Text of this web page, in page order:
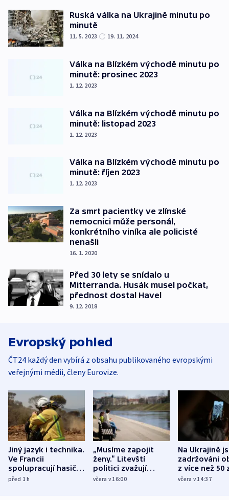
Ruská válka na Ukrajině minutu po
minutě
11. 5. 2023 19. 11. 2024
Válka na Blízkém východě minutu po
minutě: prosinec 2023
1. 12. 2023
Válka na Blízkém východě minutu po
minutě: listopad 2023
1. 12. 2023
Válka na Blízkém východě minutu po
minutě: říjen 2023
1. 12. 2023
Za smrt pacientky ve zlínské
nemocnici může personál,
konkrétního viníka ale policisté
nenašli
16. 1. 2020
Před 30 lety se snídalo u
Mitterranda. Husák musel počkat,
přednost dostal Havel
9. 12. 2018
Evropský pohled
ČT24 každý den vybírá z obsahu publikovaného evropskými
veřejnými médii, členy Eurovize.
Jiný jazyk i technika.
Ve Francii
spolupracují hasiči z
různých zemí
před 1h
„Musíme zapojit
ženy.“ Litevští
politici zvažují
dohodu o
včera v 16:00
Na Ukrajině
zadržováni
z více než 50
Bojovali na
včera v 14:37